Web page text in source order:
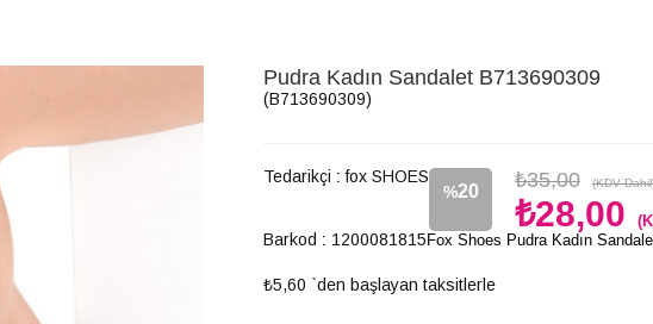
Pudra Kadın Sandalet B713690309
(B713690309)
Tedarikçi : fox SHOES
%20
İndirim
₺35,00 (KDV
₺28,00
Barkod : 1200081815
₺5,60 `den başlayan taksitlerle
Fox Shoes Pudra Kadın